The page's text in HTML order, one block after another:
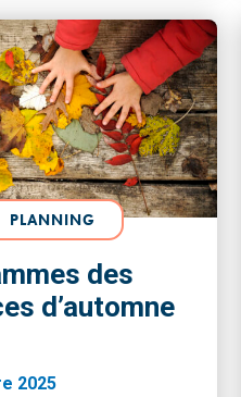
[…]
PLANNING
des
d’automne
2025